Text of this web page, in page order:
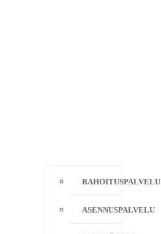
RAHOITUSPALVELU
ASENNUSPALVELU